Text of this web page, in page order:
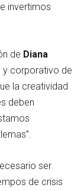
invertimos
de Diana
y corporativo de
la creatividad
deben
ser
de crisis